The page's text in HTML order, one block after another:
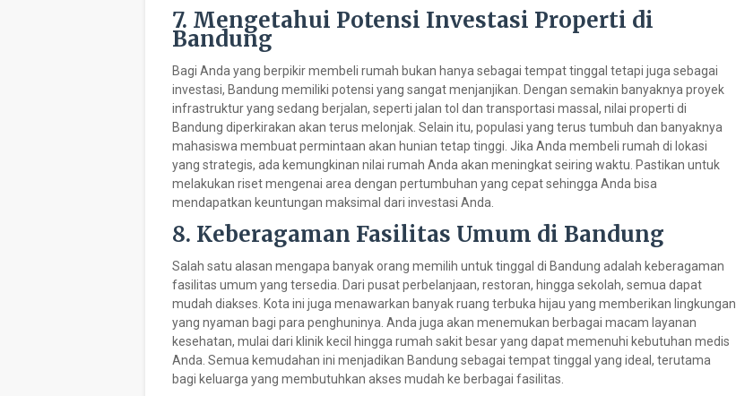
7. Mengetahui Potensi Investasi Properti di
Bandung
Bagi Anda yang berpikir membeli rumah bukan hanya sebagai tempat tinggal tetapi juga sebagai
investasi, Bandung memiliki potensi yang sangat menjanjikan. Dengan semakin banyaknya proyek
infrastruktur yang sedang berjalan, seperti jalan tol dan transportasi massal, nilai properti di
Bandung diperkirakan akan terus melonjak. Selain itu, populasi yang terus tumbuh dan banyaknya
mahasiswa membuat permintaan akan hunian tetap tinggi. Jika Anda membeli rumah di lokasi
yang strategis, ada kemungkinan nilai rumah Anda akan meningkat seiring waktu. Pastikan untuk
melakukan riset mengenai area dengan pertumbuhan yang cepat sehingga Anda bisa
mendapatkan keuntungan maksimal dari investasi Anda.
8. Keberagaman Fasilitas Umum di Bandung
Salah satu alasan mengapa banyak orang memilih untuk tinggal di Bandung adalah keberagaman
fasilitas umum yang tersedia. Dari pusat perbelanjaan, restoran, hingga sekolah, semua dapat
mudah diakses. Kota ini juga menawarkan banyak ruang terbuka hijau yang memberikan lingkungan
yang nyaman bagi para penghuninya. Anda juga akan menemukan berbagai macam layanan
kesehatan, mulai dari klinik kecil hingga rumah sakit besar yang dapat memenuhi kebutuhan medis
Anda. Semua kemudahan ini menjadikan Bandung sebagai tempat tinggal yang ideal, terutama
bagi keluarga yang membutuhkan akses mudah ke berbagai fasilitas.